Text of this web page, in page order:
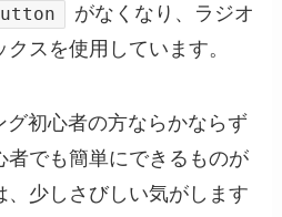
がなくなり、ラジオ
スを使用しています。
初心者の方ならかならず
者でも簡単にできるものが
、少しさびしい気がします